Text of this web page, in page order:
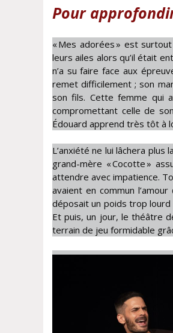
Pour
« Mes adorées » est
leurs ailes alors qu’il était
n’a su faire face aux
remet difficilement ; son
son fils. Cette femme qui
compromettant celle de
Édouard apprend très tôt à
L’anxiété ne lui lâchera plus
grand-mère « Cocotte »
attendre avec impatience.
avaient en commun
déposait un poids trop lourd
Et puis, un jour, le théâtre
terrain de jeu formidable